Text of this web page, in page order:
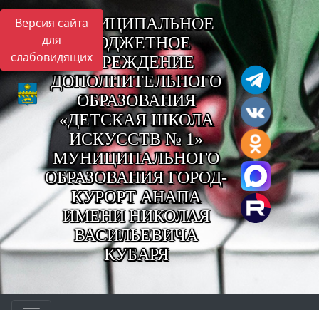
Версия сайта
для
слабовидящих
МУНИЦИПАЛЬНОЕ
БЮДЖЕТНОЕ
УЧРЕЖДЕНИЕ
ДОПОЛНИТЕЛЬНОГО
ОБРАЗОВАНИЯ
«ДЕТСКАЯ ШКОЛА
ИСКУССТВ № 1»
МУНИЦИПАЛЬНОГО
ОБРАЗОВАНИЯ ГОРОД-
КУРОРТ АНАПА
ИМЕНИ НИКОЛАЯ
ВАСИЛЬЕВИЧА
КУБАРЯ